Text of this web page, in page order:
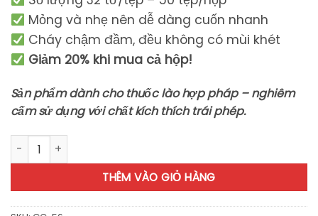
Mỏng và nhẹ nên dễ dàng cuốn nhanh
Cháy chậm đầm, đều không có mùi khét
Giảm 20% khi mua cả hộp!
Sản phẩm dành cho thuốc lào hợp pháp – nghiêm
cấm sử dụng với chất kích thích trái phép.
Giấy Cuốn OCB Premium Kingsize - GC56 số lượng
THÊM VÀO GIỎ HÀNG